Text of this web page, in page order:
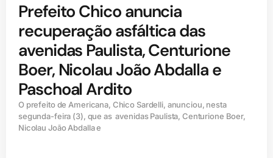
Prefeito Chico anuncia
recuperação asfáltica das
avenidas Paulista, Centurione
Boer, Nicolau João Abdalla e
Paschoal Ardito
O prefeito de Americana, Chico Sardelli, anunciou, nesta
segunda-feira (3), que as avenidas Paulista, Centurione Boer,
Nicolau João Abdalla e